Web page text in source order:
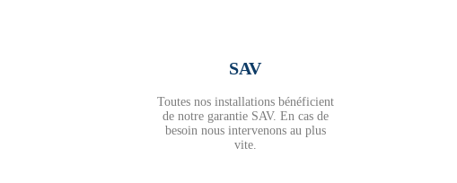
SAV
Toutes nos installations bénéficient
de notre garantie SAV. En cas de
besoin nous intervenons au plus
vite.